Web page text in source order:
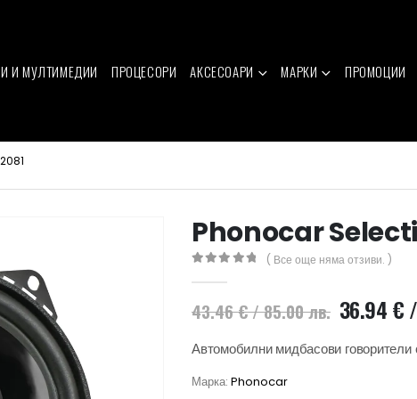
И МУЛТИМЕДИИ ПРОЦЕСОРИ АКСЕСОАРИ МАРКИ ПРОМОЦИИ
Phonocar
( Все още няма отзиви. )
43.46€/ 85.00 лв. Original
price
was:
36.94€
Автомобилни мидбасови говорители
Марка: Phonocar